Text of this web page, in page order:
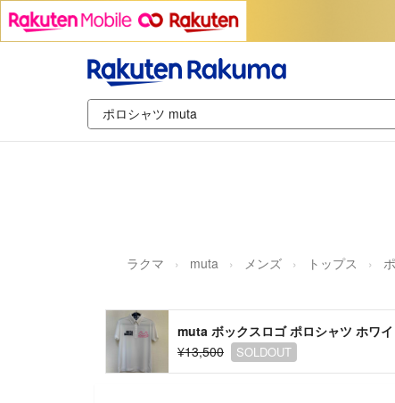
ラクマ muta メンズ トップス
muta ボックスロゴ ポロシャツ ホワ
¥13,500
SOLDOUT